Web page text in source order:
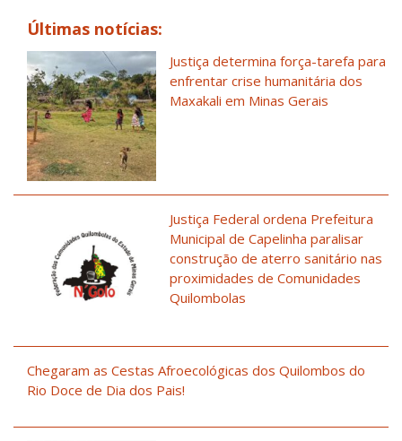
Últimas notícias:
Justiça determina força-tarefa para
enfrentar crise humanitária dos
Maxakali em Minas Gerais
Justiça Federal ordena Prefeitura
Municipal de Capelinha paralisar
construção de aterro sanitário nas
proximidades de Comunidades
Quilombolas
Chegaram as Cestas Afroecológicas dos Quilombos do
Rio Doce de Dia dos Pais!